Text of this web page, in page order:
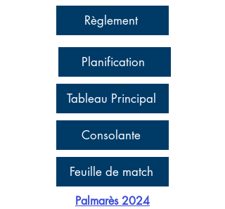
Règlement
Planification
Tableau Principal
Consolante
Feuille de match
Palmarès 2024